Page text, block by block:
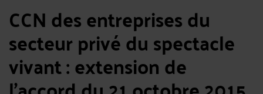
CCN des entreprises du
secteur privé du spectacle
vivant : extension de